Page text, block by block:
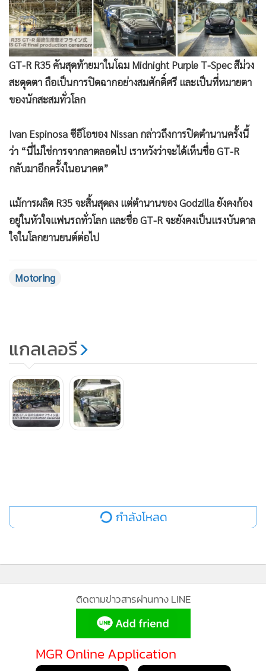
• Factcheck
• ญี่ปุ่น
• News1
• Gotomanager
GT-R R35 คันสุดท้ายมาในโฉม Midnight Purple T-Spec สีม่วง
สะดุดตา ถือเป็นการปิดฉากอย่างสมศักดิ์ศรี และเป็นที่หมายตา
ของนักสะสมทั่วโลก
Ivan Espinosa ซีอีโอของ Nissan กล่าวถึงการปิดตำนานครั้งนี้
ว่า “นี่ไม่ใช่การจากลาตลอดไป เราหวังว่าจะได้เห็นชื่อ GT-R
กลับมาอีกครั้งในอนาคต”
แม้การผลิต R35 จะสิ้นสุดลง แต่ตำนานของ Godzilla ยังคงก้อง
อยู่ในหัวใจแฟนรถทั่วโลก และชื่อ GT-R จะยังคงเป็นแรงบันดาล
ใจในโลกยานยนต์ต่อไป
Motoring
แกลเลอรี
กำลังโหลด
ติดตามข่าวสารผ่านทาง LINE
MGR Online Application